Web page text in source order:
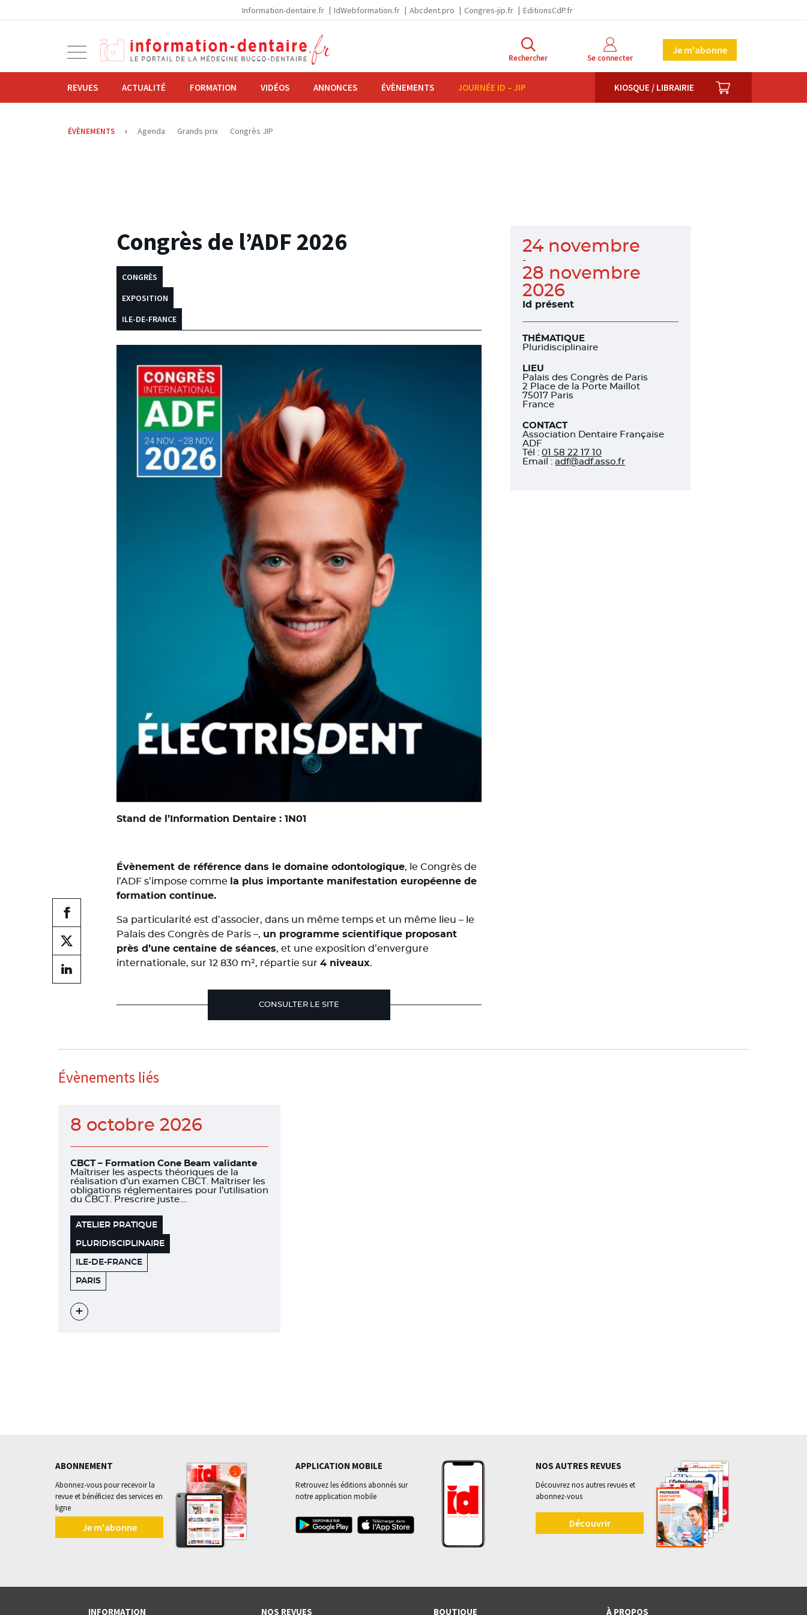
Information-dentaire.fr IdWebformation.fr Abcdent.pro Congres-jip.fr EditionsCdP.fr
navigation
Rechercher Se connecter
Je m'abonne
REVUES ACTUALITÉ FORMATION VIDÉOS ANNONCES ÉVÈNEMENTS JOURNÉE ID – JIP KIOSQUE / LIBRAIRIE PANIER
ÉVÈNEMENTS Agenda Grands prix Congrès JIP
Partager
sur
facebook
Partager
sur
Partager
sur
18.06.2026
Congrès de l’ADF 2026
CONGRÈS
EXPOSITION
ILE-DE-FRANCE
Stand de l’Information Dentaire : 1N01
Évènement de référence dans le domaine odontologique, le Congrès de
l’ADF s’impose comme la plus importante manifestation européenne de
formation continue.
Sa particularité est d’associer, dans un même temps et un même lieu – le
Palais des Congrès de Paris –, un programme scientifique proposant
près d’une centaine de séances, et une exposition d’envergure
internationale, sur 12 830 m², répartie sur 4 niveaux.
CONSULTER LE SITE
24 novembre
-
28 novembre
2026
Id présent
THÉMATIQUE
Pluridisciplinaire
LIEU
Palais des Congrès de Paris
2 Place de la Porte Maillot
75017 Paris
France
CONTACT
Association Dentaire Française
ADF
Tél :01 58 22 17 10
Email :adf@adf.asso.fr
Évènements liés
8 octobre 2026
CBCT – Formation Cone Beam validante
Maîtriser les aspects théoriques de la
réalisation d’un examen CBCT. Maîtriser les
obligations réglementaires pour l’utilisation
du CBCT. Prescrire juste....
ATELIER PRATIQUE
PLURIDISCIPLINAIRE
ILE-DE-FRANCE
HÔTEL
SOFITEL
PARIS
Voir
ABONNEMENT
Abonnez-vous pour recevoir la
revue et bénéficiez des services en
ligne
Je m'abonne
APPLICATION MOBILE
Retrouvez les éditions abonnés sur
notre application mobile
NOS AUTRES REVUES
Découvrez nos autres revues et
abonnez-vous
Découvrir
INFORMATION NOS REVUES BOUTIQUE À PROPOS